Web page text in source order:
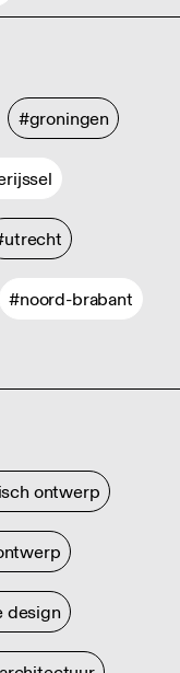
#groningen
#noord-brabant
ontwerp
design